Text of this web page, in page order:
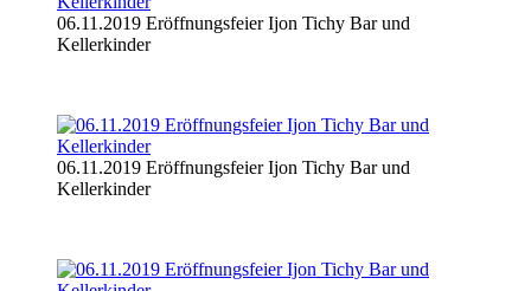
06.11.2019 Eröffnungsfeier Ijon Tichy Bar und
Kellerkinder
06.11.2019 Eröffnungsfeier Ijon Tichy Bar und
Kellerkinder